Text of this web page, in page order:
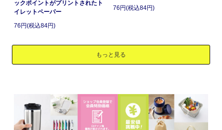
ックポイントがプリントされたト
イレットペーパー
76円(税込84円)
76円(税込84円)
もっと見る